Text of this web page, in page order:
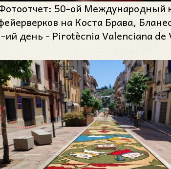
50-ой Международный
на Коста Брава,
ий день - Pirotècnia Valenciana de